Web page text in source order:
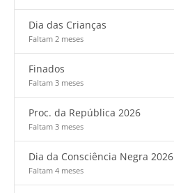
Dia das Crianças
Faltam 2 meses
Finados
Faltam 3 meses
Proc. da República 2026
Faltam 3 meses
Dia da Consciência Negra 2026
Faltam 4 meses